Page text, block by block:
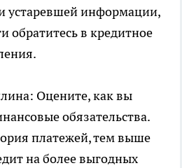
устаревшей информации,
обратитесь в кредитное
Оцените, как вы
обязательства.
платежей, тем выше
на более выгодных